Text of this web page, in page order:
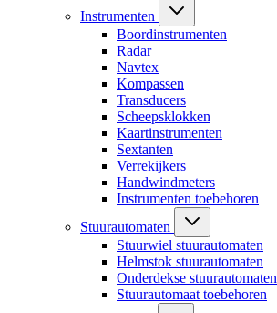
Instrumenten
Boordinstrumenten
Radar
Navtex
Kompassen
Transducers
Scheepsklokken
Kaartinstrumenten
Sextanten
Verrekijkers
Handwindmeters
Instrumenten toebehoren
Stuurautomaten
Stuurwiel stuurautomaten
Helmstok stuurautomaten
Onderdekse stuurautomaten
Stuurautomaat toebehoren